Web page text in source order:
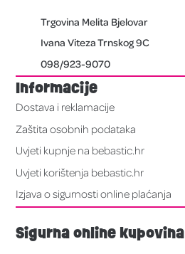
Trgovina Melita Bjelovar
Ivana Viteza Trnskog 9C
098/923-9070
Informacije
Dostava i reklamacije
Zaštita osobnih podataka
Uvjeti kupnje na bebastic.hr
Uvjeti korištenja bebastic.hr
Izjava o sigurnosti online plaćanja
Sigurna online kupovina